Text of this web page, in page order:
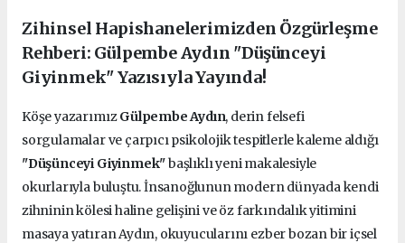
Zihinsel Hapishanelerimizden Özgürleşme
Rehberi: Gülpembe Aydın "Düşünceyi
Giyinmek" Yazısıyla Yayında!
Köşe yazarımızGülpembe Aydın, derin felsefi
sorgulamalar ve çarpıcı psikolojik tespitlerle kaleme aldığı
"Düşünceyi Giyinmek"başlıklı yeni makalesiyle
okurlarıyla buluştu. İnsanoğlunun modern dünyada kendi
zihninin kölesi haline gelişini ve öz farkındalık yitimini
masaya yatıran Aydın, okuyucularını ezber bozan bir içsel